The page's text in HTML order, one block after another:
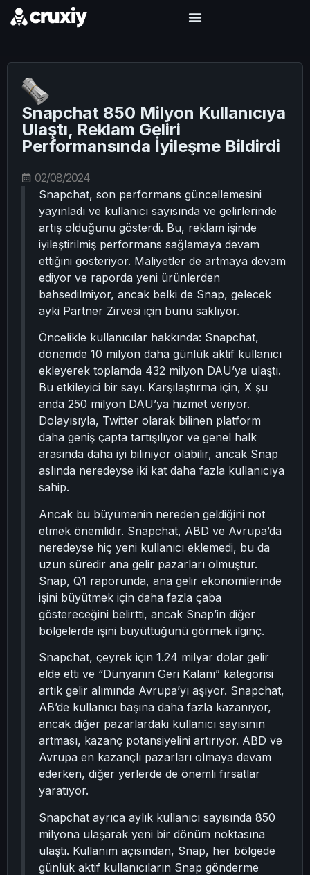
Snapchat 850 Milyon Kullanıcıya
Ulaştı, Reklam Geliri
Performansında İyileşme Bildirdi
02/08/2024
Snapchat, son performans güncellemesini
yayınladı ve kullanıcı sayısında ve gelirlerinde
artış olduğunu gösterdi. Bu, reklam işinde
iyileştirilmiş performans sağlamaya devam
ettiğini gösteriyor. Maliyetler de artmaya devam
ediyor ve raporda yeni ürünlerden
bahsedilmiyor, ancak belki de Snap, gelecek
ayki Partner Zirvesi için bunu saklıyor.
Öncelikle kullanıcılar hakkında: Snapchat,
dönemde 10 milyon daha günlük aktif kullanıcı
ekleyerek toplamda 432 milyon DAU’ya ulaştı.
Bu etkileyici bir sayı. Karşılaştırma için, X şu
anda 250 milyon DAU’ya hizmet veriyor.
Dolayısıyla, Twitter olarak bilinen platform
daha geniş çapta tartışılıyor ve genel halk
arasında daha iyi biliniyor olabilir, ancak Snap
aslında neredeyse iki kat daha fazla kullanıcıya
sahip.
Ancak bu büyümenin nereden geldiğini not
etmek önemlidir. Snapchat, ABD ve Avrupa’da
neredeyse hiç yeni kullanıcı eklemedi, bu da
uzun süredir ana gelir pazarları olmuştur.
Snap, Q1 raporunda, ana gelir ekonomilerinde
işini büyütmek için daha fazla çaba
göstereceğini belirtti, ancak Snap’in diğer
bölgelerde işini büyüttüğünü görmek ilginç.
Snapchat, çeyrek için 1.24 milyar dolar gelir
elde etti ve “Dünyanın Geri Kalanı” kategorisi
artık gelir alımında Avrupa’yı aşıyor. Snapchat,
AB’de kullanıcı başına daha fazla kazanıyor,
ancak diğer pazarlardaki kullanıcı sayısının
artması, kazanç potansiyelini artırıyor. ABD ve
Avrupa en kazançlı pazarları olmaya devam
ederken, diğer yerlerde de önemli fırsatlar
yaratıyor.
Snapchat ayrıca aylık kullanıcı sayısında 850
milyona ulaşarak yeni bir dönüm noktasına
ulaştı. Kullanım açısından, Snap, her bölgede
günlük aktif kullanıcıların Snap gönderme